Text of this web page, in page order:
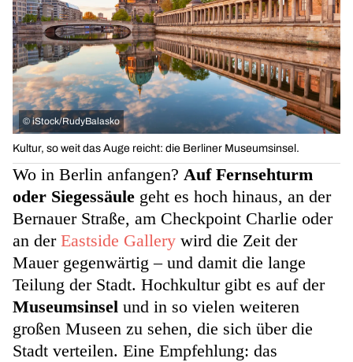
© iStock/RudyBalasko
Kultur, so weit das Auge reicht: die Berliner Museumsinsel.
Wo in Berlin anfangen? Auf Fernsehturm
oder Siegessäule geht es hoch hinaus, an der
Bernauer Straße, am Checkpoint Charlie oder
an der Eastside Gallery wird die Zeit der
Mauer gegenwärtig – und damit die lange
Teilung der Stadt. Hochkultur gibt es auf der
Museumsinsel und in so vielen weiteren
großen Museen zu sehen, die sich über die
Stadt verteilen. Eine Empfehlung: das